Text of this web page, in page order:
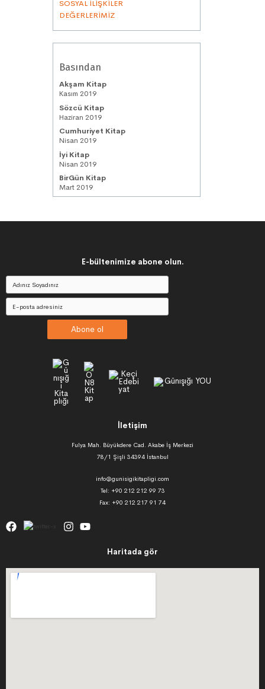
SOSYAL İLİŞKİLER
DEĞERLERİMİZ
Basından
Akşam Kitap
Kasım 2019
Sözcü Kitap
Haziran 2019
Cumhuriyet Kitap
Nisan 2019
İyi Kitap
Nisan 2019
BirGün Kitap
Mart 2019
E-bültenimize abone olun.
Abone ol
İletişim
Fulya Mah. Büyükdere Cad. Akabe İş Merkezi
78/1 Şişli 34394 İstanbul
info@gunisigikitapligi.com
Tel: +90 212 212 99 73
Fax: +90 212 217 91 74
Haritada gör